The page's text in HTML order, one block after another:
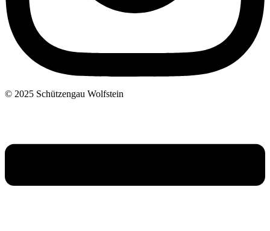
© 2025 Schützengau Wolfstein